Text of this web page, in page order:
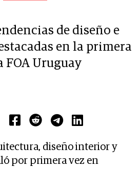
de diseño e
en la primera
FOA Uruguay
diseño interior y
por primera vez en